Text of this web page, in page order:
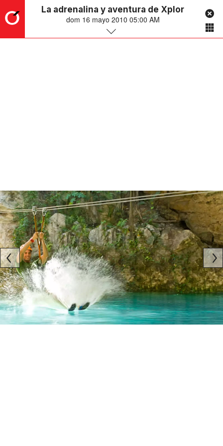
La adrenalina y aventura de Xplor
dom 16 mayo 2010 05:00 AM